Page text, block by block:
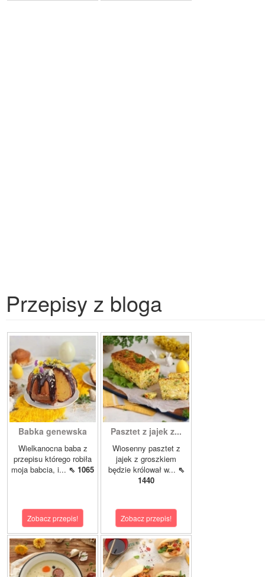
Przepisy z bloga
Babka genewska
Wielkanocna baba z
przepisu którego robiła
moja babcia, i... ⇖ 1065
Zobacz przepis!
Pasztet z jajek z...
Wiosenny pasztet z
jajek z groszkiem
będzie królował w... ⇖
1440
Zobacz przepis!